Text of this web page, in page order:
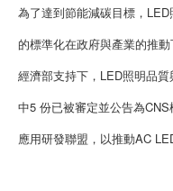
為了達到節能減碳目標，
的標準化在政府與產業的推
經濟部支持下，LED照明品
中5 份已被審定並公告為
應用研發聯盟，以推動AC